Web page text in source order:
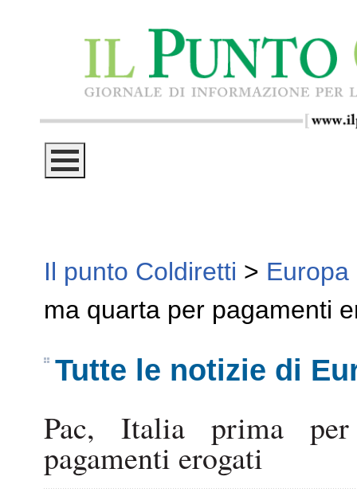
Il punto Coldiretti > Europa
ma quarta per pagamenti
Tutte le notizie di
Pac, Italia prima
pagamenti erogati